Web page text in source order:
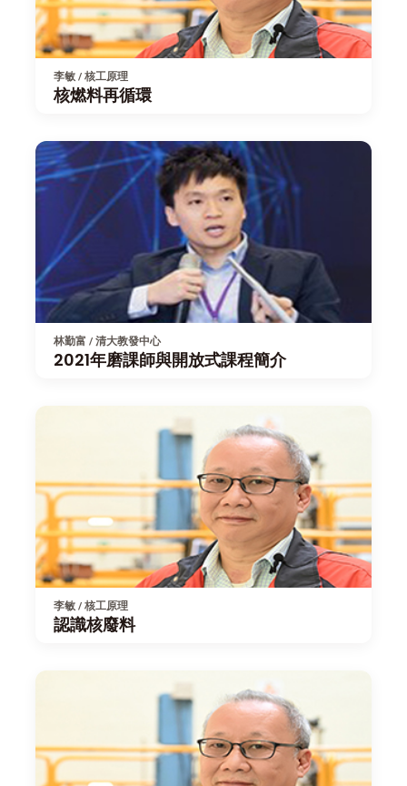
李敏 / 核工原理
核燃料再循環
林勤富 / 清大教發中心
2021年磨課師與開放式課程簡介
李敏 / 核工原理
認識核廢料